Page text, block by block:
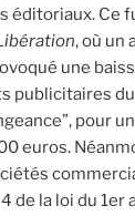
éditoriaux. Ce
, où un
une
publicitaires
pour
euros.
de la loi du